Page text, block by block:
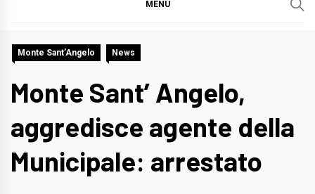
MENU
Monte Sant’Angelo News
Monte Sant’ Angelo,
aggredisce agente della
Municipale: arrestato